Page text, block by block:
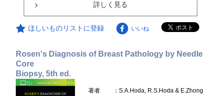
詳しく見る
ほしいものリストに登録 いいね
Rosen's Diagnosis of Breast Pathology by Needle
Core
Biopsy, 5th ed.
著者
：S.A.Hoda, R.S.Hoda & E.Zhong